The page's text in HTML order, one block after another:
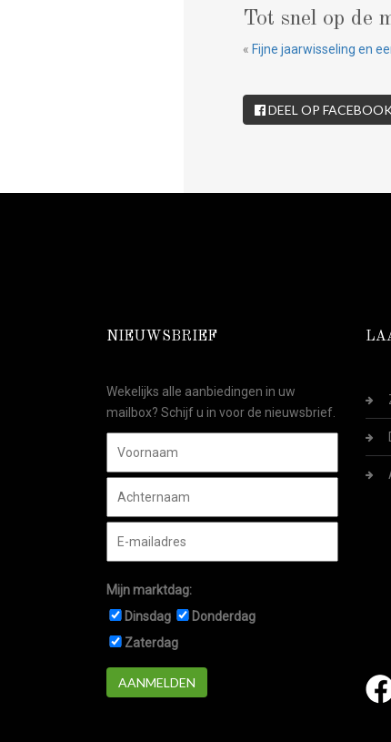
Tot snel op de
« Fijne jaarwisseling en
DEEL OP
NIEUWSBRIEF
Wekelijks alle aanbiedingen in uw
mailbox? Schijf u in voor de nieuwsbrief.
Mijn marktdag:
Dinsdag
Donderdag
Zaterdag
AANMELDEN